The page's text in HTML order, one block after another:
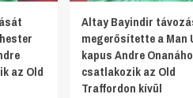
az Old
Altay Bayindir
megerősítette a Man
kapus Andre
csatlakozik az Old
Traffordon kívül